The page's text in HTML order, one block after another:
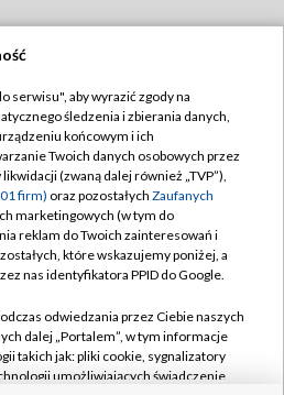
TVP
TVP
prywatności
Moje zgody
Pomoc
Kontakt
serwisu", aby wyrazić zgody na
śledzenia i zbierania danych,
końcowym i ich
Twoich danych osobowych przez
(zwaną dalej również „TVP”),
firm) oraz pozostałych Zaufanych
marketingowych (w tym do
reklam do Twoich zainteresowań i
które wskazujemy poniżej, a
nas identyfikatora PPID do Google.
odwiedzania przez Ciebie naszych
dalej „Portalem”, w tym informacje
takich jak: pliki cookie, sygnalizatory
umożliwiających świadczenie